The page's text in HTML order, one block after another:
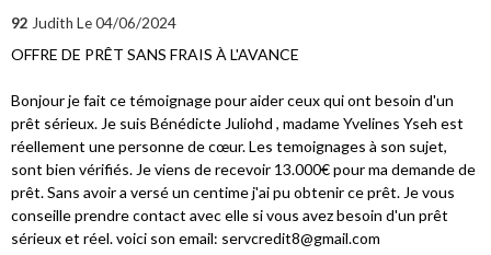
92 Judith Le 04/06/2024
OFFRE DE PRÊT SANS FRAIS À L'AVANCE
Bonjour je fait ce témoignage pour aider ceux qui ont besoin d'un
prêt sérieux. Je suis Bénédicte Juliohd , madame Yvelines Yseh est
réellement une personne de cœur. Les temoignages à son sujet,
sont bien vérifiés. Je viens de recevoir 13.000€ pour ma demande de
prêt. Sans avoir a versé un centime j'ai pu obtenir ce prêt. Je vous
conseille prendre contact avec elle si vous avez besoin d'un prêt
sérieux et réel. voici son email: servcredit8@gmail.com